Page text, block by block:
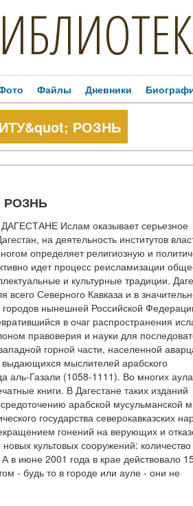
Файлы Дневники
РОЗНЬ
РОЗНЬ
Ислам оказывает серьезное
на деятельность институтов
определяет религиозную и
идет процесс реисламизации
и культурные традиции.
Северного Кавказа и в
нынешней Российской
в очаг распространения
правоверия и науки для
горной части, населенной
выдающихся мыслителей арабского
аль-Газали (1058-1111). Во многих
книги. В Дагестане таких изданий
арабской мусульманской
государства северокавказских
гонений на верующих и
культовых сооружений: количество
в июне 2001 года в крае действовало
- будь то в городе или ауле - они не